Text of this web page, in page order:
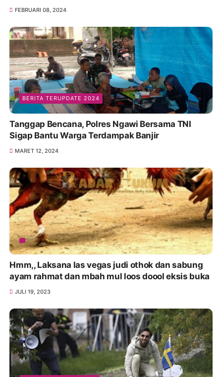
FEBRUARI 08, 2024
BERITA TERUPDATE 2024
Tanggap Bencana, Polres Ngawi Bersama TNI
Sigap Bantu Warga Terdampak Banjir
MARET 12, 2024
Hmm,, Laksana las vegas judi othok dan sabung
ayam rahmat dan mbah mul loos doool eksis buka
JULI 19, 2023